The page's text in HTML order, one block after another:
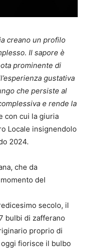
creano un profilo
Il sapore è
prominente di
gustativa
che persiste al
e rende la
con cui la giuria
Locale insignendolo
2024.
che da
del
secolo, il
bulbi di zafferano
proprio di
oggi fiorisce il bulbo